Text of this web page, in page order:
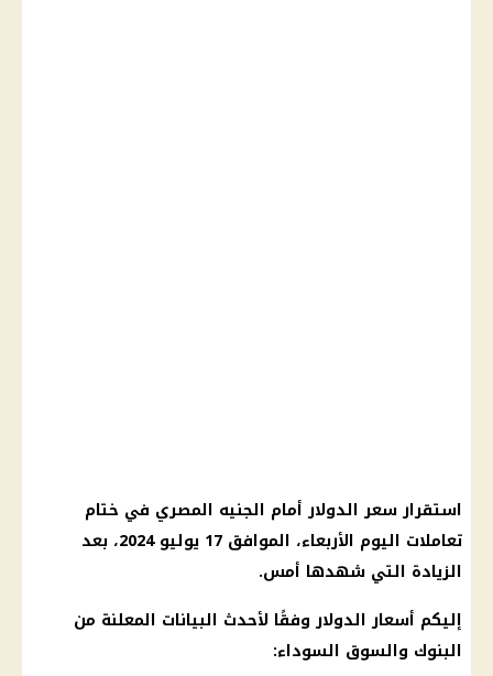
استقرار سعر الدولار أمام الجنيه المصري في ختام
تعاملات اليوم الأربعاء، الموافق 17 يوليو 2024، بعد
الزيادة التي شهدها أمس.
إليكم أسعار الدولار وفقًا لأحدث البيانات المعلنة من
البنوك والسوق السوداء: